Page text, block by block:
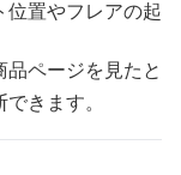
位置やフレアの起
ページを見たと
きます。